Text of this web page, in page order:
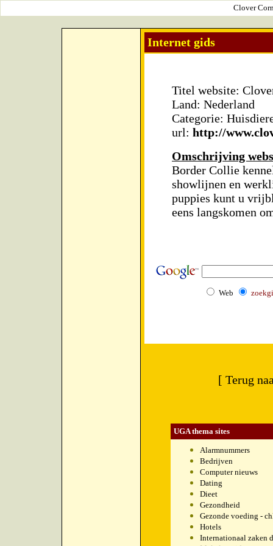
Clover
Internet gids
Titel website:
Land: Nederland
Categorie:
url: http://
Omschrijving
Border Collie
showlijnen en
puppies kunt u
eens langskomen
Web
[ Terug
UGA thema sites
Alarmnummers
Bedrijven
Computer nieuws
Dating
Dieet
Gezondheid
Gezonde voeding -
Hotels
Internationaal zaken